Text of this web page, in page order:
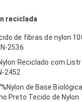
reciclada
de fibras de nylon
2536
Reciclado com
2452
de Base
Preto Tecido de Nylon